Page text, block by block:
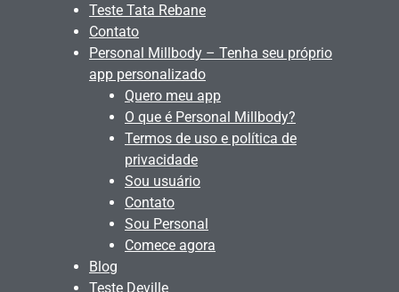
Teste Tata Rebane
Contato
Personal Millbody – Tenha seu próprio
app personalizado
Quero meu app
O que é Personal Millbody?
Termos de uso e política de
privacidade
Sou usuário
Contato
Sou Personal
Comece agora
Blog
Teste Deville